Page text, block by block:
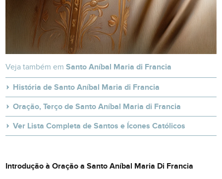
Veja também emSanto Aníbal Maria di Francia
História de Santo Aníbal Maria di Francia
Oração, Terço de Santo Aníbal Maria di Francia
Ver Lista Completa de Santos e Ícones Católicos
Introdução à Oração a Santo Aníbal Maria Di Francia